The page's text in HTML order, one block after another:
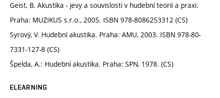
Geist, B. Akustika - jevy a souvislosti v hudební teorii a praxi.
Praha: MUZIKUS s.r.o., 2005. ISBN 978-8086253312 (CS)
Syrový, V. Hudební akustika. Praha: AMU, 2003. ISBN 978-80-
7331-127-8 (CS)
Špelda, A.: Hudební akustika. Praha: SPN, 1978. (CS)
ELEARNING